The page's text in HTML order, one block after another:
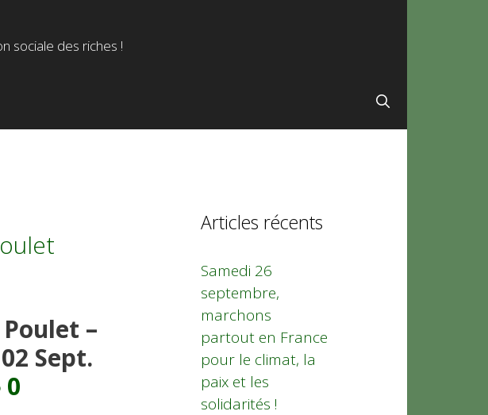
sociale des riches !
–
Sept.
0
Articles récents
Samedi 26
septembre,
marchons
partout en France
pour le climat, la
paix et les
solidarités !